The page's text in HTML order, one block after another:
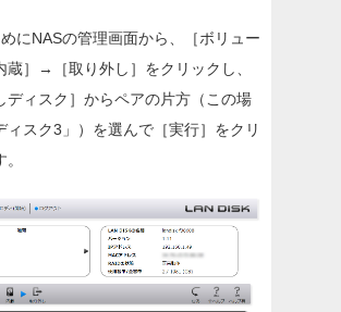
めにNASの管理画面から、［ボリュー
蔵］→［取り外し］をクリックし、
ディスク］からペアの片方（この場
ィスク3」）を選んで［実行］をクリ